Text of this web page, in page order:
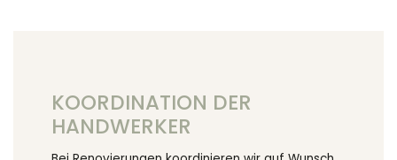
KOORDINATION DER
HANDWERKER